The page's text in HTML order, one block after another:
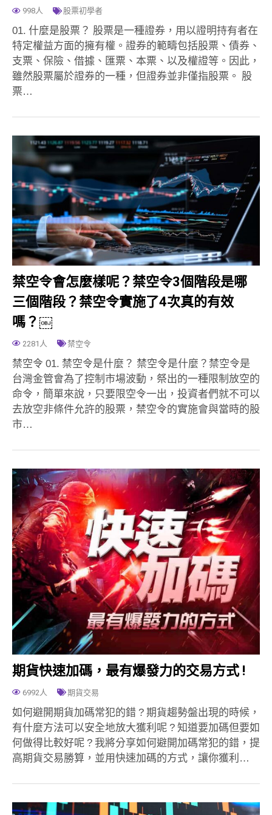
998人 股票初學者
01. 什麼是股票？ 股票是一種證券，用以證明持有者在
特定權益方面的擁有權。證券的範疇包括股票、債券、
支票、保險、借據、匯票、本票、以及權證等。因此，
雖然股票屬於證券的一種，但證券並非僅指股票。 股
票…
禁空令會怎麼樣呢？禁空令3個階段是哪
三個階段？禁空令實施了4次真的有效
嗎？￼
2281人 禁空令
禁空令 01. 禁空令是什麼？ 禁空令是什麼？禁空令是
台灣金管會為了控制市場波動，祭出的一種限制放空的
命令，簡單來說，只要限空令一出，投資者們就不可以
去放空非條件允許的股票，禁空令的實施會與當時的股
市…
期貨快速加碼，最有爆發力的交易方式 !
6992人 期貨交易
如何避開期貨加碼常犯的錯 ? 期貨趨勢盤出現的時候，
有什麼方法可以安全地放大獲利呢 ? 知道要加碼但要如
何做得比較好呢 ? 我將分享如何避開加碼常犯的錯，提
高期貨交易勝算，並用快速加碼的方式，讓你獲利…